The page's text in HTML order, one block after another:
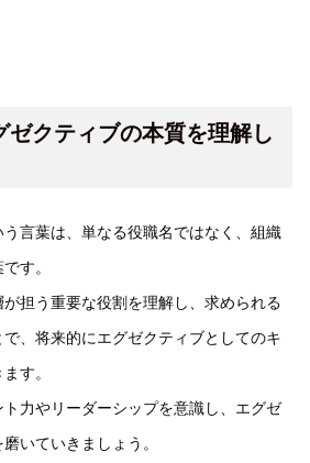
ゼクティブの本質を理解し
う言葉は、単なる役職名ではなく、組織
す。
担う重要な役割を理解し、求められる
、将来的にエグゼクティブとしてのキ
す。
力やリーダーシップを意識し、エグゼ
いていきましょう。